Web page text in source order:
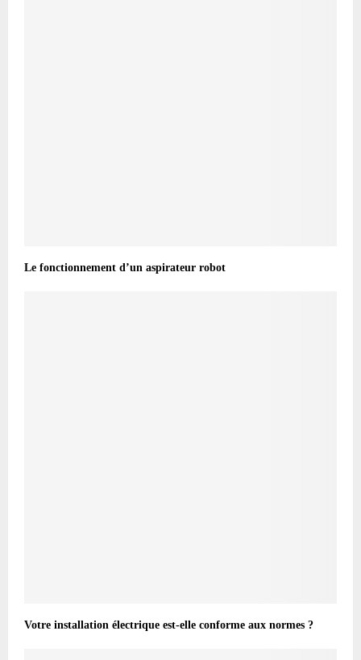
Le fonctionnement d’un aspirateur robot
Votre installation électrique est-elle conforme aux normes ?